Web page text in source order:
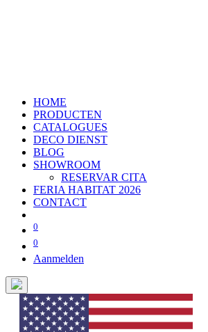
HOME
PRODUCTEN
CATALOGUES
DECO DIENST
BLOG
SHOWROOM
RESERVAR CITA
FERIA HABITAT 2026
CONTACT
0
0
Aanmelden